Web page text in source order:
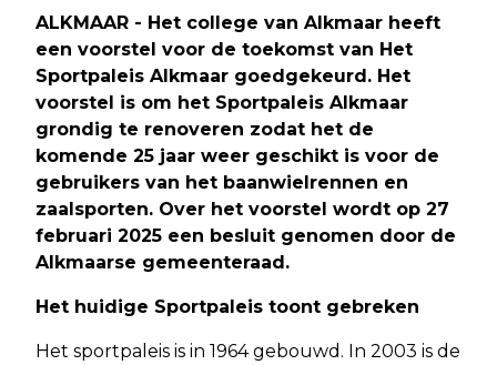
ALKMAAR - Het college van Alkmaar heeft
een voorstel voor de toekomst van Het
Sportpaleis Alkmaar goedgekeurd. Het
voorstel is om het Sportpaleis Alkmaar
grondig te renoveren zodat het de
komende 25 jaar weer geschikt is voor de
gebruikers van het baanwielrennen en
zaalsporten. Over het voorstel wordt op 27
februari 2025 een besluit genomen door de
Alkmaarse gemeenteraad.
Het huidige Sportpaleis toont gebreken
Het sportpaleis is in 1964 gebouwd. In 2003 is de